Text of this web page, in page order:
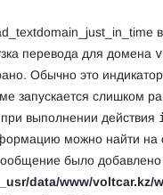
перевода для домена
Обычно это индикатор
запускается слишком
выполнении действия
можно найти на
было добавлено
data/www/voltcar.kz/